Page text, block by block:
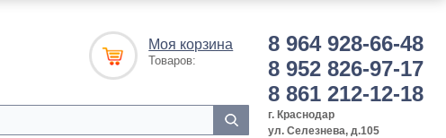
8 964 928-66-48
8 952 826-97-17
8 861 212-12-18
г. Краснодар
ул. Селезнева, д.105
Моя корзина
Товаров: